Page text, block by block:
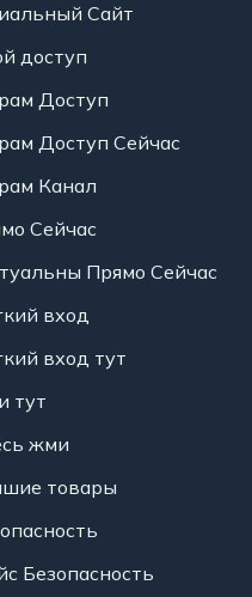
Сайт
доступ
Доступ
Доступ Сейчас
Канал
Сейчас
Прямо Сейчас
вход
вход тут
тут
жми
товары
Безопасность